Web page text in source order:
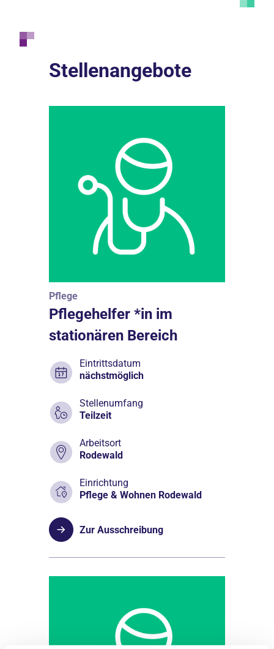
Stellenangebote
Pflege
Pflegehelfer *in im
stationären Bereich
Eintrittsdatum
nächstmöglich
Stellenumfang
Teilzeit
Arbeitsort
Rodewald
Einrichtung
Pflege & Wohnen Rodewald
Zur Ausschreibung